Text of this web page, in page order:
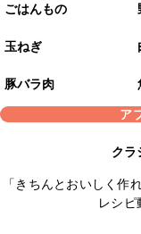
ごはんもの
玉ねぎ
豚バラ肉
ア
クラ
「きちんとおいしく作
レシピ